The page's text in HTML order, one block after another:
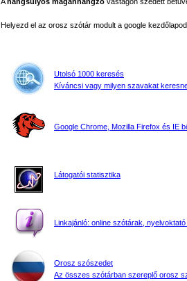
Helyezd el az orosz szótár modult a google
Utolsó 1000 keresés
Kíváncsi vagy milyen szavakat
Google Chrome, Mozilla Firefox és IE
Látogatói statisztika
Linkajánló: online szótárak, nyelvoktató
Orosz szószedet
Az összes szótárban szereplő orosz